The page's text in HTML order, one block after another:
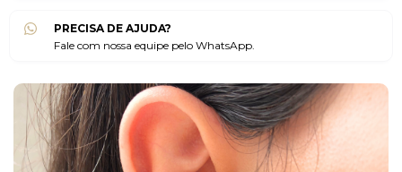
PRECISA DE AJUDA?
Fale com nossa equipe pelo WhatsApp.